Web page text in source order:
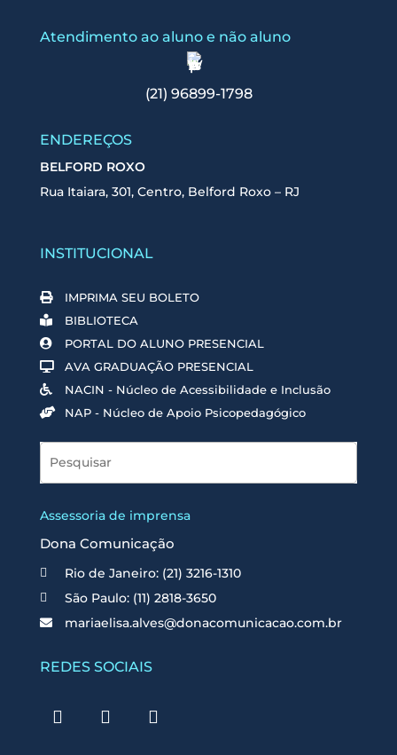
Atendimento ao aluno e não aluno
(21) 96899-1798
ENDEREÇOS
BELFORD ROXO
Rua Itaiara, 301, Centro, Belford Roxo – RJ
INSTITUCIONAL
IMPRIMA SEU BOLETO
BIBLIOTECA
PORTAL DO ALUNO PRESENCIAL
AVA GRADUAÇÃO PRESENCIAL
NACIN - Núcleo de Acessibilidade e Inclusão
NAP - Núcleo de Apoio Psicopedagógico
Assessoria de imprensa
Dona Comunicação
Rio de Janeiro: (21) 3216-1310
São Paulo: (11) 2818-3650
mariaelisa.alves@donacomunicacao.com.br
REDES SOCIAIS